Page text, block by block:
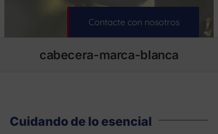
Contacte con nosotros
cabecera-marca-blanca
Cuidando de lo esencial